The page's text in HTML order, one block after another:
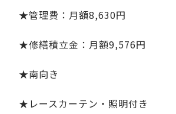
★管理費：月額8,630円
★修繕積立金：月額9,576円
★南向き
★レースカーテン・照明付き